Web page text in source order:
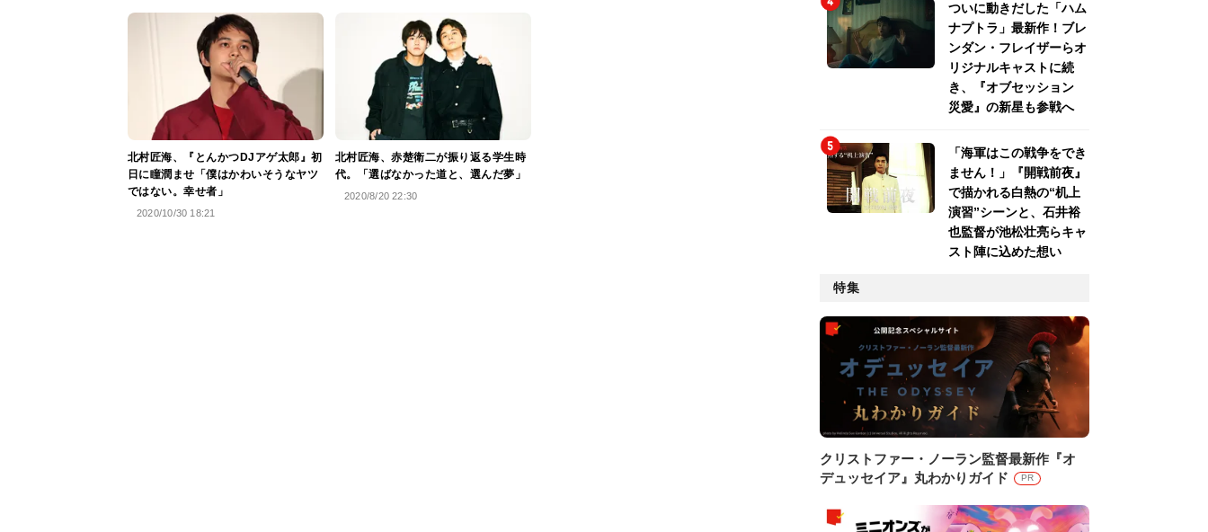
北村匠海、『とんかつDJアゲ太郎』初
日に瞳潤ませ「僕はかわいそうなヤツ
ではない。幸せ者」
2020/10/30 18:21
北村匠海、赤楚衛二が振り返る学生時
代。「選ばなかった道と、選んだ夢」
2020/8/20 22:30
ついに動きだした「ハム
ナプトラ」最新作！ブレ
ンダン・フレイザーらオ
リジナルキャストに続
き、『オブセッション
災愛』の新星も参戦へ
「海軍はこの戦争をでき
ません！」『開戦前夜』
で描かれる白熱の“机上
演習”シーンと、石井裕
也監督が池松壮亮らキャ
スト陣に込めた想い
特集
クリストファー・ノーラン監督最新作『オ
デュッセイア』丸わかりガイド
PR